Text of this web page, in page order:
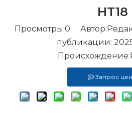
HT18
Просмотры:0
публикации:
Происхождение:
Запрос